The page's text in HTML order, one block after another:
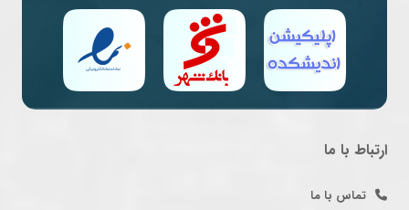
ارتباط با ما
تماس با ما